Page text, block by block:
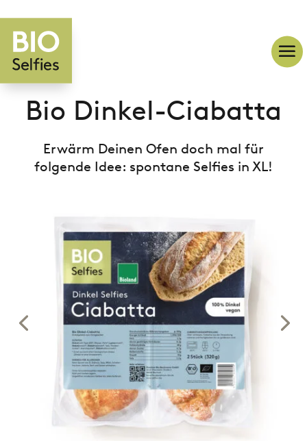
Bio Dinkel-Ciabatta
Erwärm Deinen Ofen doch mal für
folgende Idee: spontane Selfies in XL!